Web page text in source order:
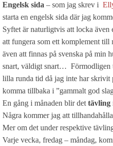
Engelsk sida – som jag skrev i
starta en engelsk sida där jag
Syftet är naturligtvis att locka
att fungera som ett komplement till
även att finnas på svenska på min
snart, väldigt snart… Förmodligen
lilla runda tid då jag inte har skrivit
komma tillbaka i ”gammalt god
En gång i månaden blir det tävling
Några kommer jag att
Mer om det under respektive
Varje vecka, fredag – måndag,